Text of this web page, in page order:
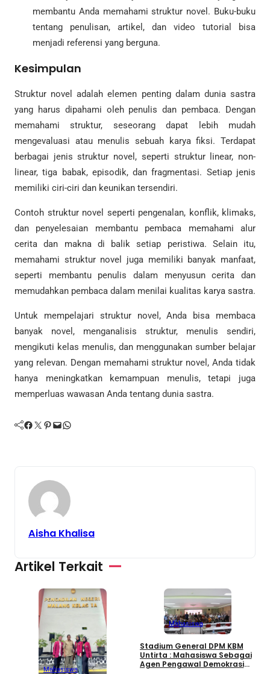
membantu Anda memahami struktur novel. Buku-buku
tentang penulisan, artikel, dan video tutorial bisa
menjadi referensi yang berguna.
Kesimpulan
Struktur novel adalah elemen penting dalam dunia sastra
yang harus dipahami oleh penulis dan pembaca. Dengan
memahami struktur, seseorang dapat lebih mudah
mengevaluasi atau menulis sebuah karya fiksi. Terdapat
berbagai jenis struktur novel, seperti struktur linear, non-
linear, tiga babak, episodik, dan fragmentasi. Setiap jenis
memiliki ciri-ciri dan keunikan tersendiri.
Contoh struktur novel seperti pengenalan, konflik, klimaks,
dan penyelesaian membantu pembaca memahami alur
cerita dan makna di balik setiap peristiwa. Selain itu,
memahami struktur novel juga memiliki banyak manfaat,
seperti membantu penulis dalam menyusun cerita dan
memudahkan pembaca dalam menilai kualitas karya sastra.
Untuk mempelajari struktur novel, Anda bisa membaca
banyak novel, menganalisis struktur, menulis sendiri,
mengikuti kelas menulis, dan menggunakan sumber belajar
yang relevan. Dengan memahami struktur novel, Anda tidak
hanya meningkatkan kemampuan menulis, tetapi juga
memperluas wawasan Anda tentang dunia sastra.
Facebook Twitter Pinterest Mail WhatsApp
Aisha Khalisa
Artikel Terkait
Mahasiswa
Mahasiswa
Stadium General DPM KBM
Untirta : Mahasiswa Sebagai
Agen Pengawal Demokrasi